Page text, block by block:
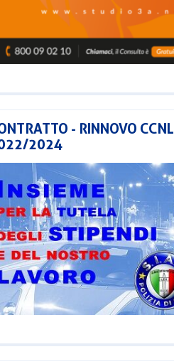
- RINNOVO CCNL
2024